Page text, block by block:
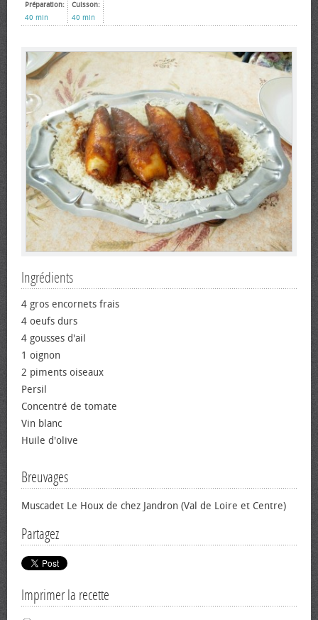
Préparation:
40 min
Cuisson:
40 min
Ingrédients
4 gros encornets frais
4 œufs durs
4 gousses d'ail
1 oignon
2 piments oiseaux
Persil
Concentré de tomate
Vin blanc
Huile d'olive
Breuvages
Muscadet Le Houx de chez Jandron (Val de Loire et Centre)
Partagez
Imprimer la recette